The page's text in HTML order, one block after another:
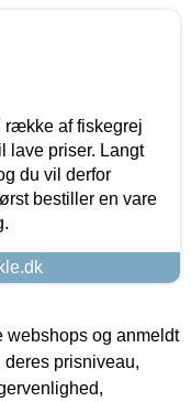
række af fiskegrej
lave priser. Langt
du vil derfor
bestiller en vare
og anmeldt
deres prisniveau,